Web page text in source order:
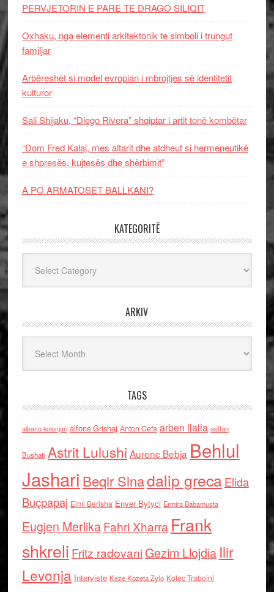
PERVJETORIN E PARE TE DRAGO SILIQIT
Oxhaku, nga elementi arkitektonik te simboli i trungut
familjar
Arbëreshët si model evropian i mbrojtjes së identitetit
kulturor
Sali Shijaku, “Diego Rivera” shqiptar i artit tonë kombëtar
“Dom Fred Kalaj, mes altarit dhe atdheut si hermeneutikë
e shpresës, kujtesës dhe shërbimit”
A PO ARMATOSET BALLKANI?
KATEGORITË
ARKIV
TAGS
albano kolonjari alfons Grishaj Anton Cefa arben llalla asllan
Bushati Astrit Lulushi Aurenc Bebja Behlul
Jashari Beqir Sinadalip grecaElida
Buçpapaj Elmi Berisha Enver Bytyci Ermira Babamusta
Eugjen MerlikaFahri Xharra Frank
shkreli Fritz radovaniGezim Llojdia Ilir
Levonja Interviste Keze Kozeta Zylo Kolec Traboini